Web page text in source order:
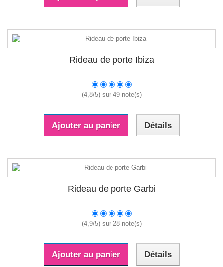
Rideau de porte Ibiza
(4,8/5) sur 49note(s)
Ajouter au panier Détails
Rideau de porte Garbi
(4,9/5) sur 28note(s)
Ajouter au panier Détails